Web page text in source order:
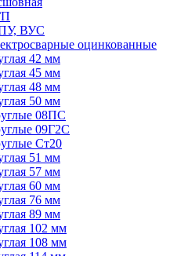
ВУС
оцинкованные
42 мм
45 мм
48 мм
50 мм
08ПС
09Г2С
Ст20
51 мм
57 мм
60 мм
76 мм
89 мм
102 мм
108 мм